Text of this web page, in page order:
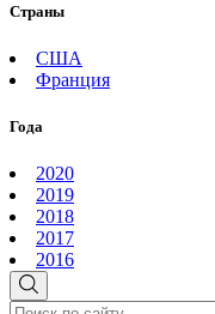
Страны
США
Франция
Года
2020
2019
2018
2017
2016